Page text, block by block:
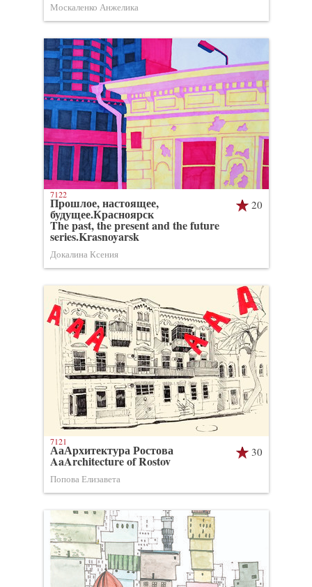
Москаленко Анжелика
20
Прошлое, настоящее,
будущее.Красноярск
The past, the present and the future
series.Krasnoyarsk
Докалина Ксения
7122
30
АаАрхитектура Ростова
AaArchitecture of Rostov
Попова Елизавета
7121